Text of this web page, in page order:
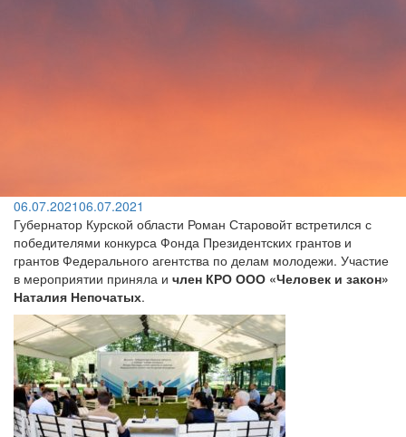
06.07.202106.07.2021
Губернатор Курской области Роман Старовойт встретился с
победителями конкурса Фонда Президентских грантов и
грантов Федерального агентства по делам молодежи. Участие
в мероприятии приняла и член КРО ООО «Человек и закон»
Наталия Непочатых.